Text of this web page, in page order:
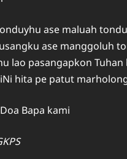
ase maluah
ase manggoluh
lao pasangapkon
hita pe patut
Bapa kami